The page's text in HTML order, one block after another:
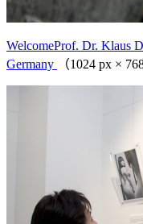
WelcomeProf. Dr. Klaus
Germany
（1024 px ×